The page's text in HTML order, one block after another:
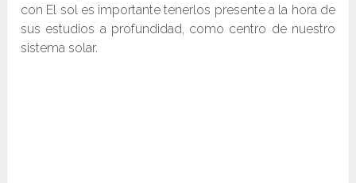
con El sol es importante tenerlos presente a la hora de
sus estudios a profundidad, como centro de nuestro
sistema solar.